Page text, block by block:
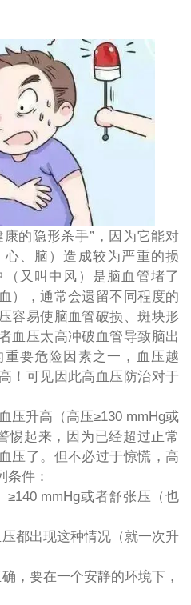
康的隐形杀手”，因为它能对
、脑）造成较为严重的损
又叫中风）是脑血管堵了
），通常会遗留不同程度的
容易使脑血管破损、斑块形
血压太高冲破血管导致脑出
要危险因素之一，血压越
！可见因此高血压防治对于
压升高（高压≥130 mmHg或
惕起来，因为已经超过正常
压了。但不必过于惊慌，高
条件：
≥140 mmHg或者舒张压（也
都出现这种情况（就一次升
，要在一个安静的环境下，